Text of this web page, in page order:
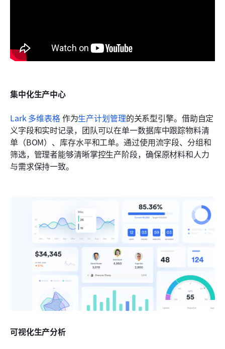
集中化生产中心
Lark 多维表格 作为生产计划管理的关系型引擎。借助自定
义字段和实时记录，团队可以在单一数据库中跟踪物料清
单（BOM）、库存水平和工单。通过使用流字段、分组和
筛选，管理者能够清晰掌控生产阶段，确保原材料和人力
与需求保持一致。
可视化生产分析